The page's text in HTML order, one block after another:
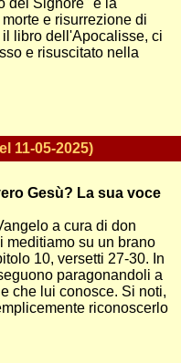
del Signore" è la
e risurrezione di
libro dell'Apocalisse, ci
e risuscitato nella
11-05-2025)
Gesù? La sua voce
a cura di don
meditiamo su un brano
10, versetti 27-30. In
paragonandoli a
che lui conosce. Si noti,
riconoscerlo